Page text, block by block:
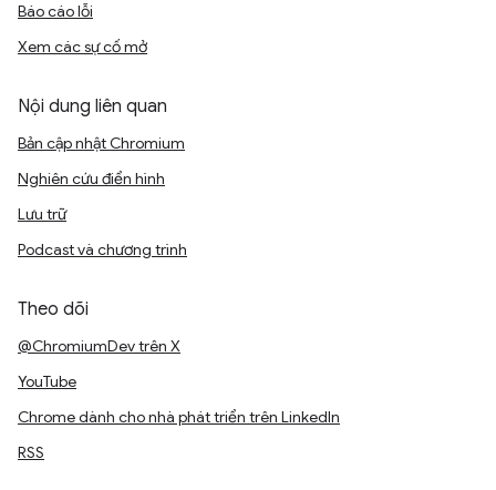
Báo cáo lỗi
Xem các sự cố mở
Nội dung liên quan
Bản cập nhật Chromium
Nghiên cứu điển hình
Lưu trữ
Podcast và chương trình
Theo dõi
@ChromiumDev trên X
YouTube
Chrome dành cho nhà phát triển trên LinkedIn
RSS